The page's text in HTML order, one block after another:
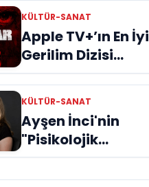
KÜLTÜR-SANAT
Apple TV+’ın En İyi
Gerilim Dizisi
"Cape Fear"
İncelemes
KÜLTÜR-SANAT
Ayşen İnci'nin
"Pisikolojik
Öyküler" adlı yeni
kitabı raflardaki